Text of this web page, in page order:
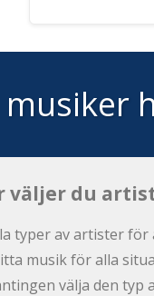
väljer du
typer av artister för
musik för alla
välja den typ